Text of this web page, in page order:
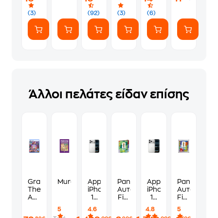
(3) (92)
(7
Αυτοκόλλητα)
(3)
ευγενικά
(6)
Άλλοι πελάτες είδαν επίσης
Grand
Theft
Auto
Standard
Murdoku
5
Apple
iPhone
17
Max
4.6
Panini
Αυτοκόλλητα
Fifa
Apple
iPhone
17
256GB
4.8
Panini
Fifa
Cup
5